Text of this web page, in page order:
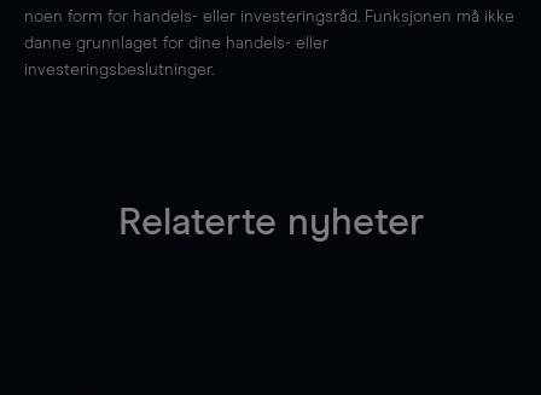
noen form for handels- eller investeringsråd. Funksjonen må ikke
danne grunnlaget for dine handels- eller
investeringsbeslutninger.
Relaterte nyheter